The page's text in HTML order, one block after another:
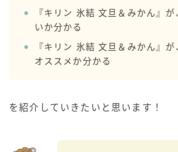
99.99（フォーナイン）
男梅サワー
WATER SOUR(ウォーターサワ)
『キリン 氷結 文旦＆みかん』
いか分かる
『キリン 氷結 文旦＆みかん』
オススメか分かる
を紹介していきたいと思います！